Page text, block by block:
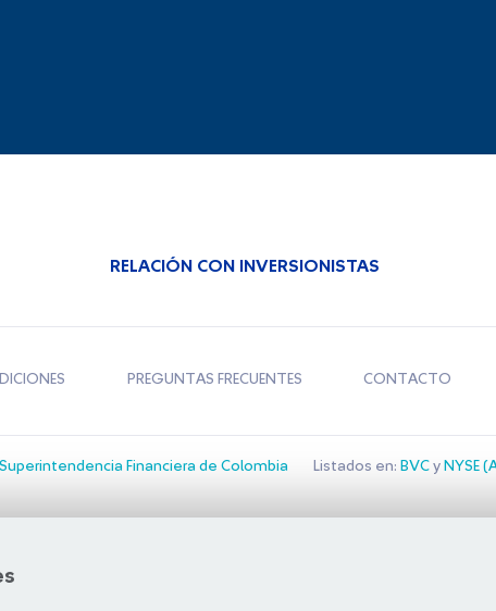
RELACIÓN CON INVERSIONISTAS
PREGUNTAS FRECUENTES CONTACTO
Superintendencia Financiera de Colombia Listados en: BVCy NYSE